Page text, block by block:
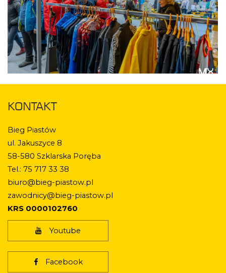
KONTAKT
Bieg Piastów
ul. Jakuszyce 8
58-580 Szklarska Poręba
Tel.: 75 717 33 38
biuro@bieg-piastow.pl
zawodnicy@bieg-piastow.pl
KRS 0000102760
Youtube
Facebook